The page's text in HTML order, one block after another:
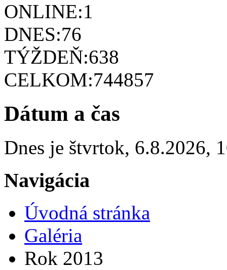
ONLINE:1
DNES:76
TÝŽDEŇ:638
CELKOM:744857
Dátum a čas
Dnes je štvrtok, 6.8.2026,
Navigácia
Úvodná stránka
Galéria
Rok 2013